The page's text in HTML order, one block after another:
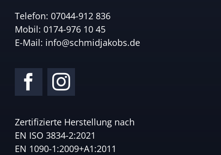
Telefon: 07044-912 836
Mobil: 0174-976 10 45
E-Mail: info@schmidjakobs.de
Zertifizierte Herstellung nach
EN ISO 3834-2:2021
EN 1090-1:2009+A1:2011